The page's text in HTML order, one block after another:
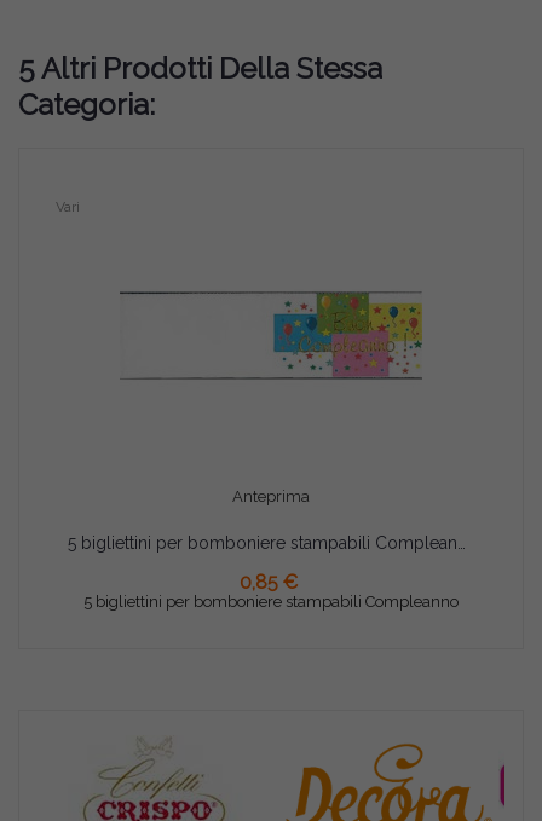
5 Altri Prodotti Della Stessa
Categoria:
Anteprima
Vari
0,85 €
5 bigliettini per bomboniere stampabili Compleanno
AGGIUNGI AL CARRELLO